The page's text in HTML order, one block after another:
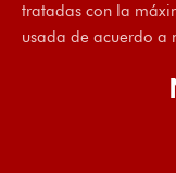
tratadas con la
usada de acuerdo a